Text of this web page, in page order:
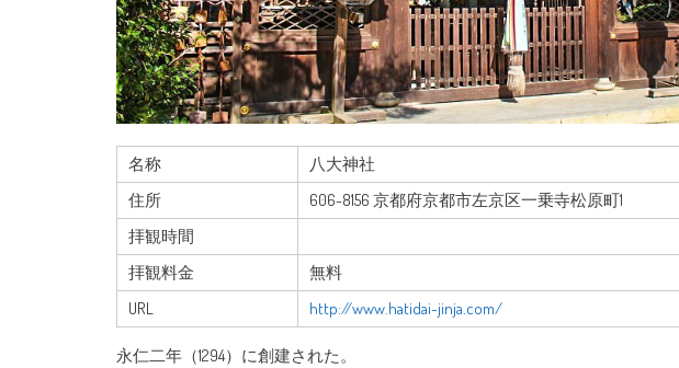
名称
八大神社
住所
606-8156 京都府京都市左京区一乗寺松原町1
拝観時間
拝観料金
無料
URL
http://www.hatidai-jinja.com/
永仁二年（1294）に創建された。